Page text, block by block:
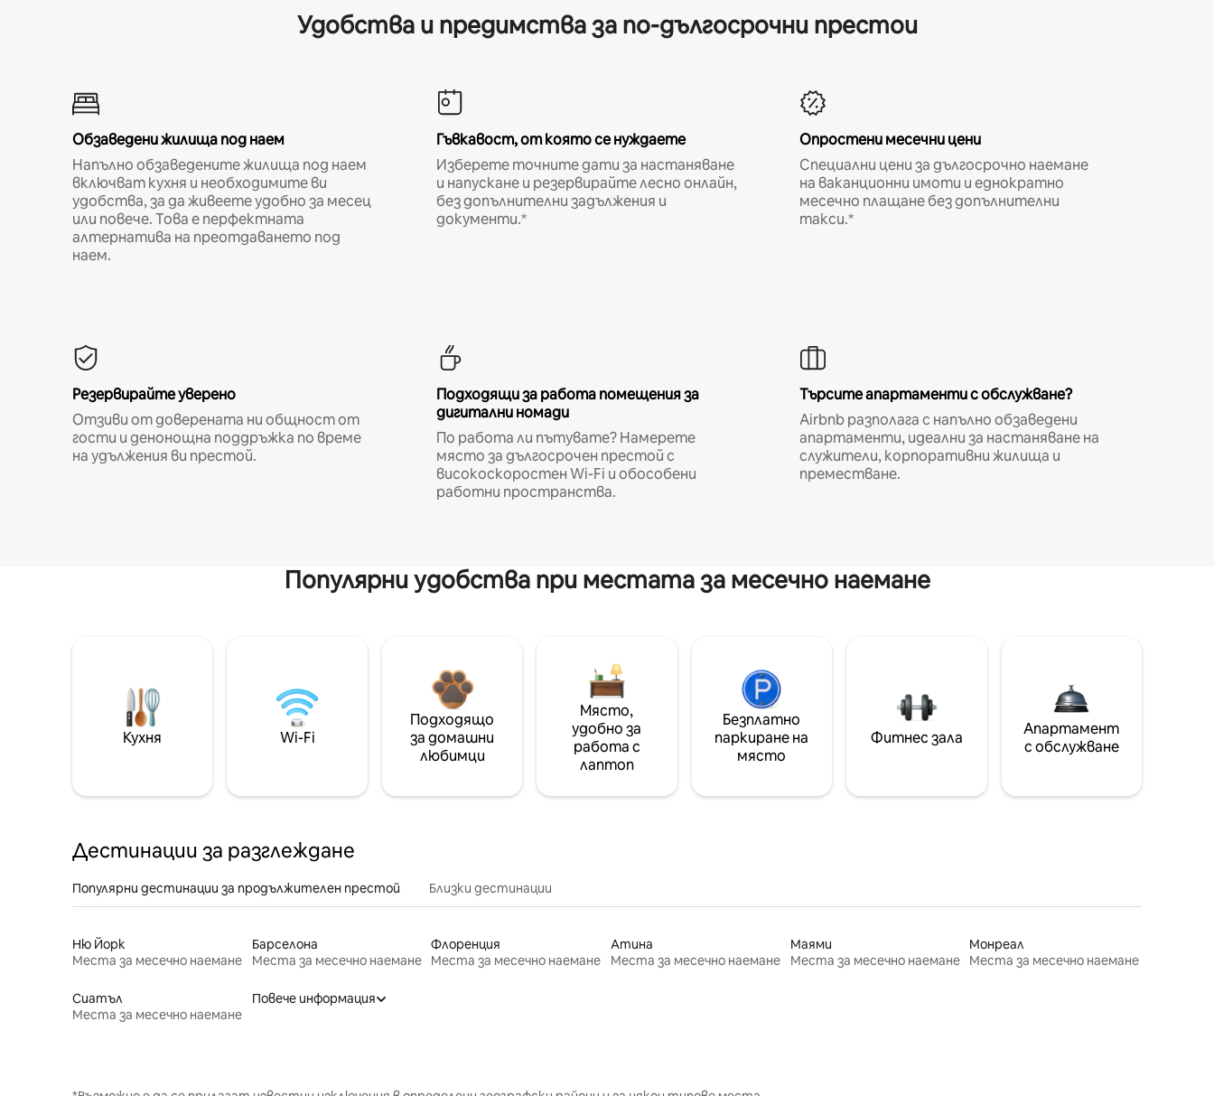
Удобства и предимства за по-дългосрочни престои
Обзаведени жилища под наем
Напълно обзаведените жилища под наем
включват кухня и необходимите ви
удобства, за да живеете удобно за месец
или повече. Това е перфектната
алтернатива на преотдаването под
наем.
Гъвкавост, от която се нуждаете
Изберете точните дати за настаняване
и напускане и резервирайте лесно онлайн,
без допълнителни задължения и
документи.*
Опростени месечни цени
Специални цени за дългосрочно наемане
на ваканционни имоти и еднократно
месечно плащане без допълнителни
такси.*
Резервирайте уверено
Отзиви от доверената ни общност от
гости и денонощна поддръжка по време
на удължения ви престой.
Подходящи за работа помещения за
дигитални номади
По работа ли пътувате? Намерете
място за дългосрочен престой с
високоскоростен Wi-Fi и обособени
работни пространства.
Търсите апартаменти с обслужване?
Airbnb разполага с напълно обзаведени
апартаменти, идеални за настаняване на
служители, корпоративни жилища и
преместване.
Популярни удобства при местата за месечно наемане
Кухня Wi-Fi
Подходящо
за домашни
любимци
Място,
удобно за
работа с
лаптоп
Безплатно
паркиране на
място
Фитнес зала
Апартамент
с обслужване
Дестинации за разглеждане
Популярни дестинации за продължителен престой Близки дестинации
Ню Йорк
Места за месечно наемане
Барселона
Места за месечно наемане
Флоренция
Места за месечно наемане
Атина
Места за месечно наемане
Маями
Места за месечно наемане
Монреал
Места за месечно наемане
Сиатъл
Места за месечно наемане
Повече информация